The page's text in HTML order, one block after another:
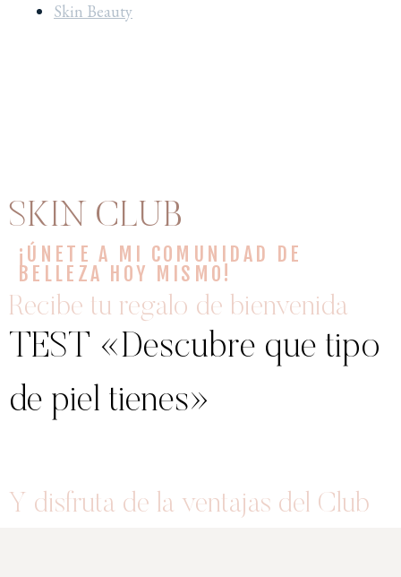
Skin Beauty
SKIN CLUB
¡ÚNETE A MI COMUNIDAD DE
BELLEZA HOY MISMO!
Recibe tu regalo de bienvenida
TEST «Descubre que tipo
de piel tienes»
Y disfruta de la ventajas del Club